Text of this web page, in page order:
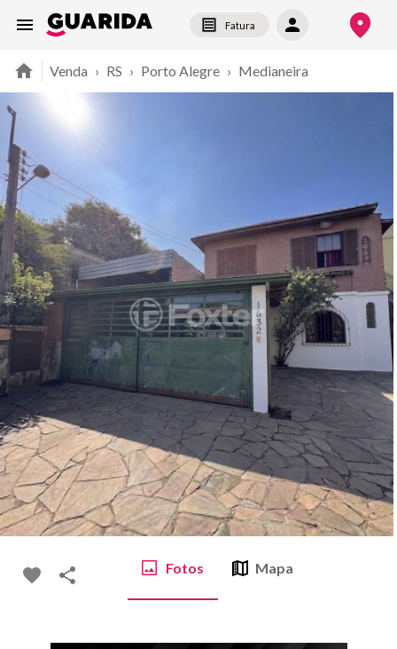
Fatura
Venda › RS › Porto Alegre › Medianeira
Fotos Mapa